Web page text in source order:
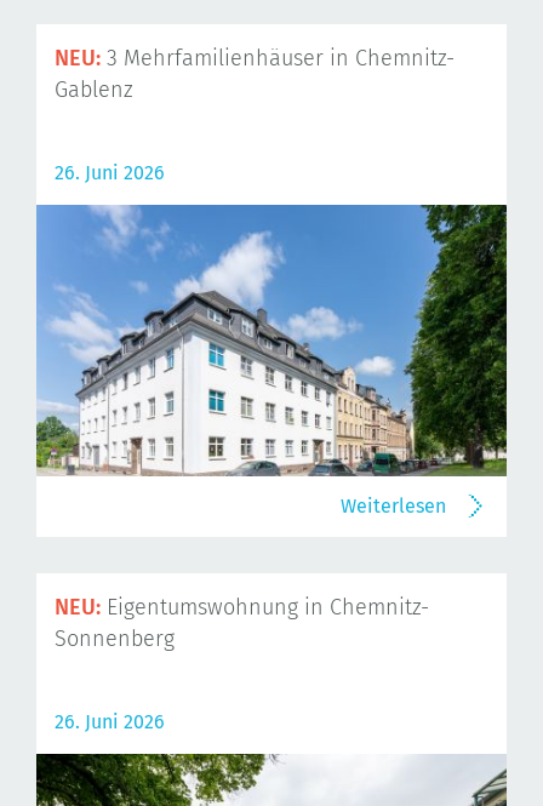
NEU: 3 Mehrfamilienhäuser in Chemnitz-
Gablenz
26. Juni 2026
Weiterlesen
NEU: Eigentumswohnung in Chemnitz-
Sonnenberg
26. Juni 2026